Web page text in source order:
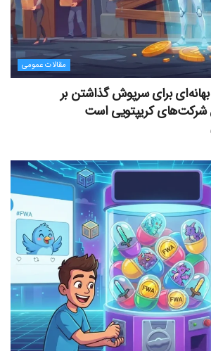
مقالات عمومی
برای سرپوش گذاشتن بر
کریپتویی است